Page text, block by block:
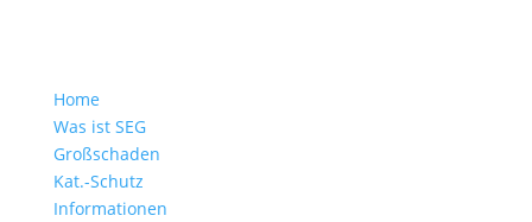
Home
Was ist SEG
Großschaden
Kat.-Schutz
Informationen